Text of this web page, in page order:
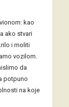
kao
ako stvari
i moliti
vozilom.
da
potpuno
na koje